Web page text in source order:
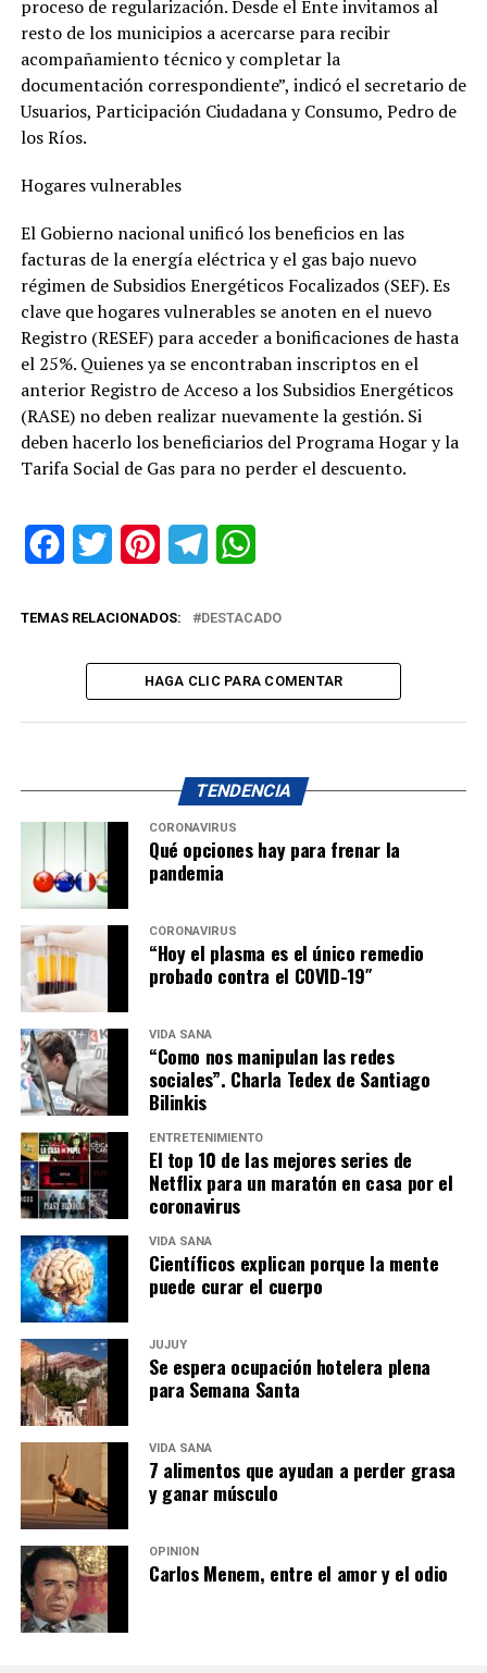
proceso de regularización. Desde el Ente invitamos al
resto de los municipios a acercarse para recibir
acompañamiento técnico y completar la
documentación correspondiente”, indicó el secretario de
Usuarios, Participación Ciudadana y Consumo, Pedro de
los Ríos.
Hogares vulnerables
El Gobierno nacional unificó los beneficios en las
facturas de la energía eléctrica y el gas bajo nuevo
régimen de Subsidios Energéticos Focalizados (SEF). Es
clave que hogares vulnerables se anoten en el nuevo
Registro (RESEF) para acceder a bonificaciones de hasta
el 25%. Quienes ya se encontraban inscriptos en el
anterior Registro de Acceso a los Subsidios Energéticos
(RASE) no deben realizar nuevamente la gestión. Si
deben hacerlo los beneficiarios del Programa Hogar y la
Tarifa Social de Gas para no perder el descuento.
FacebookTwitter PinterestTelegram
TEMAS RELACIONADOS: DESTACADO
HAGA CLIC PARA COMENTAR
TENDENCIA
CORONAVIRUS
Qué opciones hay para frenar la
pandemia
CORONAVIRUS
“Hoy el plasma es el único remedio
probado contra el COVID-19″
VIDA SANA
“Como nos manipulan las redes
sociales”. Charla Tedex de Santiago
Bilinkis
ENTRETENIMIENTO
El top 10 de las mejores series de
Netflix para un maratón en casa por el
coronavirus
VIDA SANA
Científicos explican porque la mente
puede curar el cuerpo
JUJUY
Se espera ocupación hotelera plena
para Semana Santa
VIDA SANA
7 alimentos que ayudan a perder grasa
y ganar músculo
OPINIÓN
Carlos Menem, entre el amor y el odio